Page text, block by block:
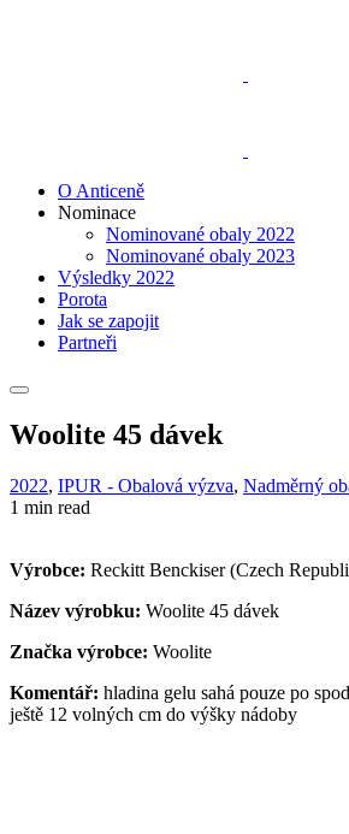
O Anticeně
Nominace
Nominované obaly 2022
Nominované obaly 2023
Výsledky 2022
Porota
Jak se zapojit
Partneři
Woolite 45 dávek
2022, IPUR - Obalová výzva, Nadměrný
1 min read
Výrobce: Reckitt Benckiser (Czech
Název výrobku: Woolite 45 dávek
Značka výrobce: Woolite
Komentář: hladina gelu sahá pouze po
ještě 12 volných cm do výšky nádoby